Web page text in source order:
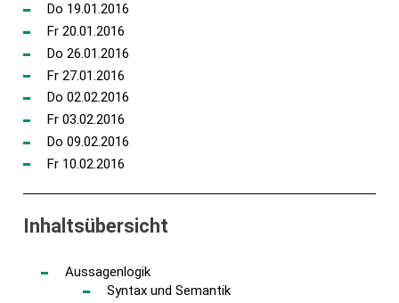
Do 19.01.2016
Fr 20.01.2016
Do 26.01.2016
Fr 27.01.2016
Do 02.02.2016
Fr 03.02.2016
Do 09.02.2016
Fr 10.02.2016
Inhaltsübersicht
Aussagenlogik
Syntax und Semantik